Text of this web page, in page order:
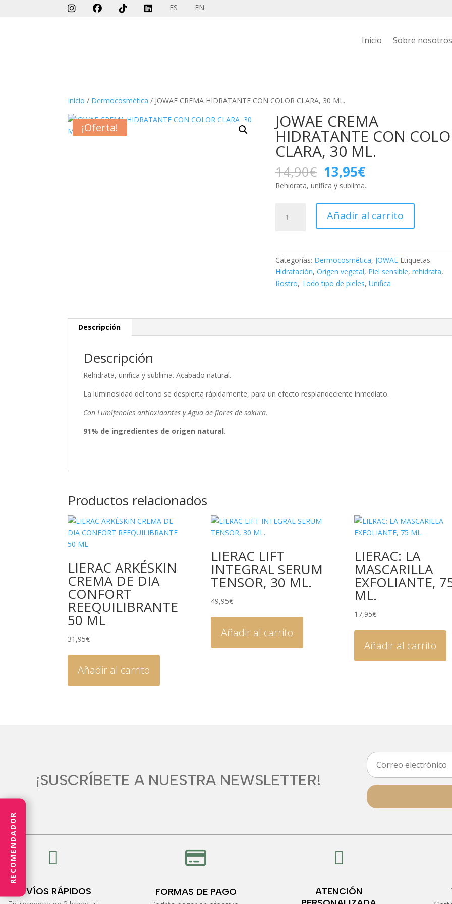
ES EN
Inicio Sobre nosotros
Inicio / Dermocosmética / JOWAE CREMA HIDRATANTE CON COLOR CLARA, 30 ML.
¡Oferta! JOWAE CREMA
HIDRATANTE CON
CLARA, 30 ML.
14,90€ El
precio
original
era:
14,90€.
13,95€El
precio
actual
es:
13,95€.
Rehidrata, unifica y sublima.
CREMA
HIDRATANTE
CLARA,
Añadir al carrito
Categorías: Dermocosmética, JOWAE Etiquetas:
Hidratación,Origen vegetal, Piel sensible,rehidrata,
Rostro, Todo tipo de pieles,Unifica
Descripción
Descripción
Rehidrata, unifica y sublima. Acabado natural.
La luminosidad del tono se despierta rápidamente, para un efecto resplandeciente inmediato.
Con Lumifenoles antioxidantes y Agua de flores de sakura.
91% de ingredientes de origen natural.
Productos relacionados
LIERAC ARKÉSKIN
CREMA DE DIA
CONFORT
REEQUILIBRANTE
50 ML
31,95€
Añadir al carrito
LIERAC LIFT
INTEGRAL SERUM
TENSOR, 30 ML.
49,95€
Añadir al carrito
LIERAC: LA
MASCARILLA
EXFOLIANTE,
ML.
17,95€
Añadir al carrito
¡SUSCRÍBETE A NUESTRA NEWSLETTER!

ENVÍOS RÁPIDOS

FORMAS DE PAGO

ATENCIÓN
RECOMENDADOR